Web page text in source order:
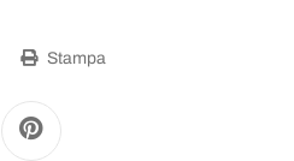
Stampa